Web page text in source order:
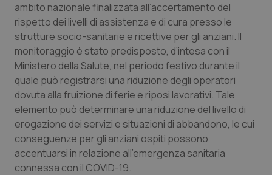
Calabria
Campania
Emilia-Romagna
Friuli Venezia Giulia
Lazio
Asma & BPCO
Car-T
Colesterolo & coronaropatie
Dermatite Atopica
Diabete & glucometri
ambito nazionale finalizzata all’accertamento del
rispetto dei livelli di assistenza e di cura presso le
strutture socio-sanitarie e ricettive per gli anziani. Il
monitoraggio è stato predisposto, d’intesa con il
Ministero della Salute, nel periodo festivo durante il
quale può registrarsi una riduzione degli operatori
dovuta alla fruizione di ferie e riposi lavorativi. Tale
elemento può determinare una riduzione del livello di
erogazione dei servizi e situazioni di abbandono, le cui
conseguenze per gli anziani ospiti possono
accentuarsi in relazione all’emergenza sanitaria
connessa con il COVID-19.